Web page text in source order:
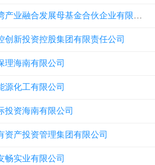
玉林市两湾产业融合发展母基金合伙企业有限合伙
创新投资控股集团有限责任公司
理海南有限公司
源化工有限公司
投资海南有限公司
资产投资管理集团有限公司
畅实业有限公司